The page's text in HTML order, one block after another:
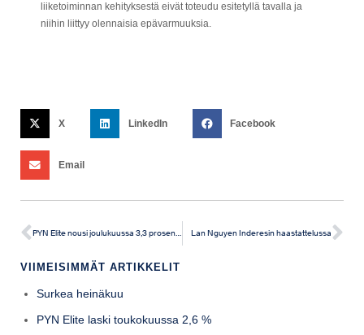
liiketoiminnan kehityksestä eivät toteudu esitetyllä tavalla ja
niihin liittyy olennaisia epävarmuuksia.
X LinkedIn Facebook
Email
PYN Elite nousi joulukuussa 3,3 prosenttia Lan Nguyen Inderesin haastattelussa
VIIMEISIMMÄT ARTIKKELIT
Surkea heinäkuu
PYN Elite laski toukokuussa 2,6 %